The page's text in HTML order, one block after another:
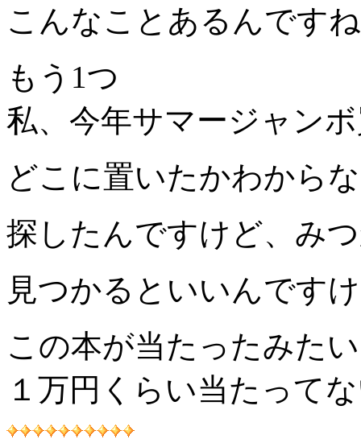
こんなことあるんです
もう1つ
私、今年サマージャン
どこに置いたかわから
探したんですけど、み
見つかるといいんです
この本が当たったみた
１万円くらい当たって